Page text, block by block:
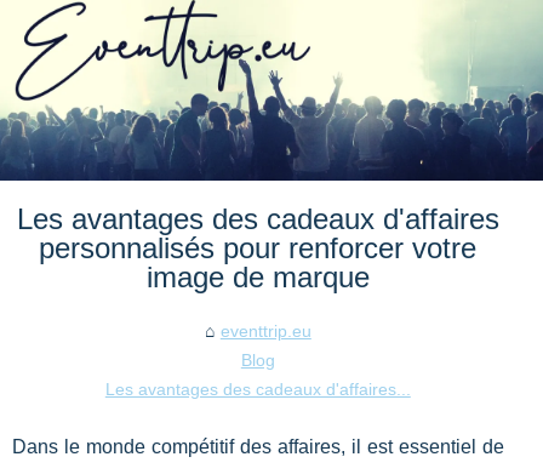
Les avantages des cadeaux d'affaires
personnalisés pour renforcer votre
image de marque
eventtrip.eu
Blog
Les avantages des cadeaux d'affaires...
Dans le monde compétitif des affaires, il est essentiel de